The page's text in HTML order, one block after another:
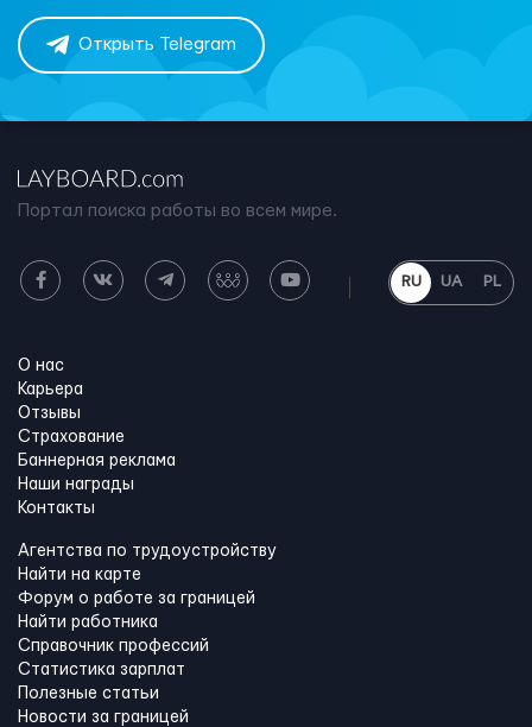
Открыть Telegram
Портал поиска работы во всем мире.
RU UA PL
О нас
Карьера
Отзывы
Страхование
Баннерная реклама
Наши награды
Контакты
Агентства по трудоустройству
Найти на карте
Форум о работе за границей
Найти работника
Справочник профессий
Статистика зарплат
Полезные статьи
Новости за границей